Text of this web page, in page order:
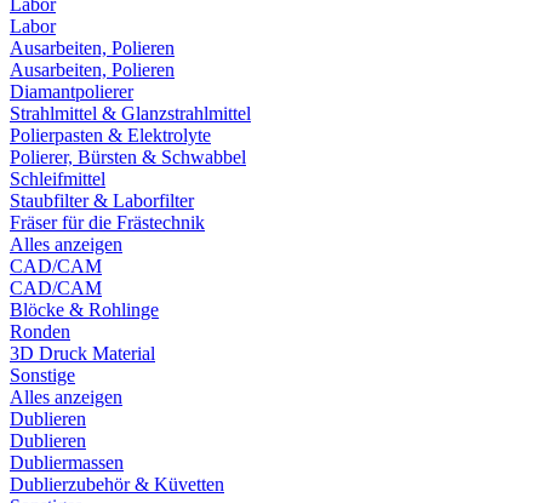
Labor
Labor
Ausarbeiten, Polieren
Ausarbeiten, Polieren
Diamantpolierer
Strahlmittel & Glanzstrahlmittel
Polierpasten & Elektrolyte
Polierer, Bürsten & Schwabbel
Schleifmittel
Staubfilter & Laborfilter
Fräser für die Frästechnik
Alles anzeigen
CAD/CAM
CAD/CAM
Blöcke & Rohlinge
Ronden
3D Druck Material
Sonstige
Alles anzeigen
Dublieren
Dublieren
Dubliermassen
Dublierzubehör & Küvetten